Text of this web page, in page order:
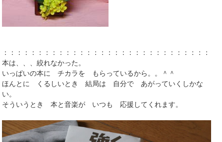
：：：：：：：：：：：：：：：：：：：：：：：：：：：：：：：
本は、、、絞れなかった。
いっぱいの本に チカラを もらっているから。。＾＾
ほんとに くるしいとき 結局は 自分で あがっていくしかな
い。
そういうとき 本と音楽が いつも 応援してくれます。